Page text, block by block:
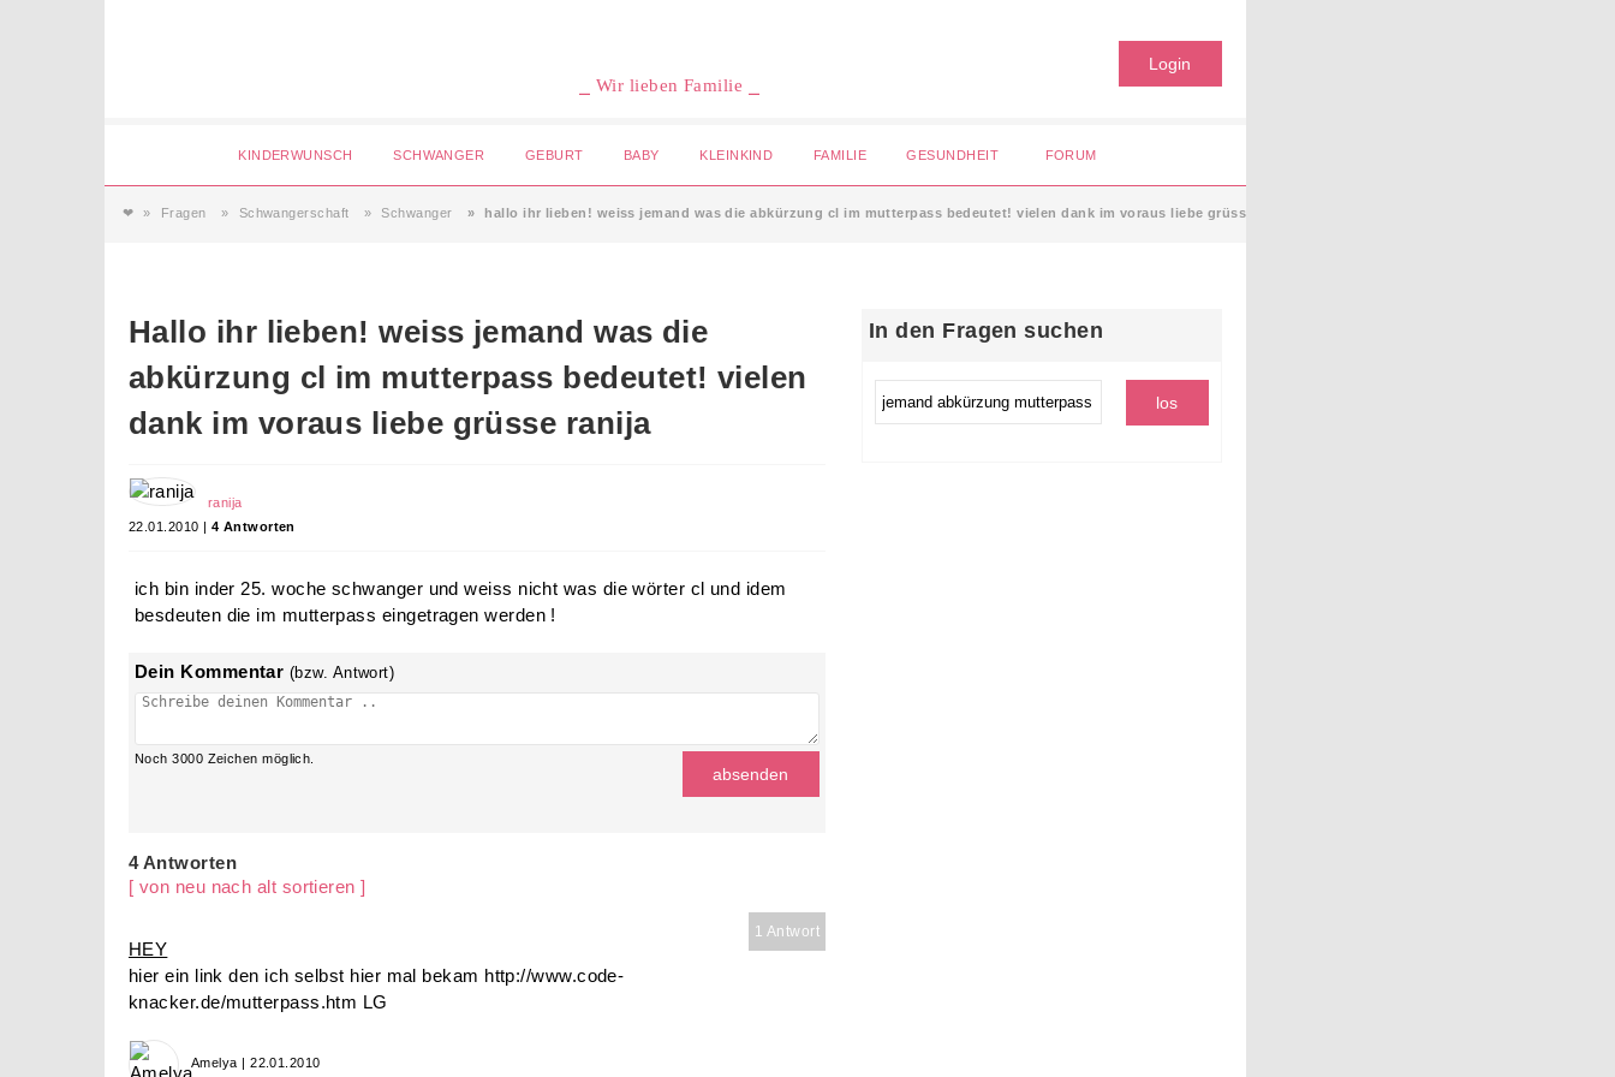
⎯ Wir lieben Familie ⎯
Login
KINDERWUNSCH SCHWANGER GEBURT BABY KLEINKIND FAMILIE GESUNDHEIT FORUM
❤ Fragen Schwangerschaft Schwanger hallo ihr lieben! weiss jemand was die abkürzung cl im mutterpass bedeutet! vielen dank im voraus liebe grüsse ranija
Hallo ihr lieben! weiss jemand was die
abkürzung cl im mutterpass bedeutet! vielen
ranija
22.01.2010 | 4 Antworten
ich bin inder 25. woche schwanger und weiss nicht was die wörter cl und idem
besdeuten die im mutterpass eingetragen werden !
In den Fragen suchen